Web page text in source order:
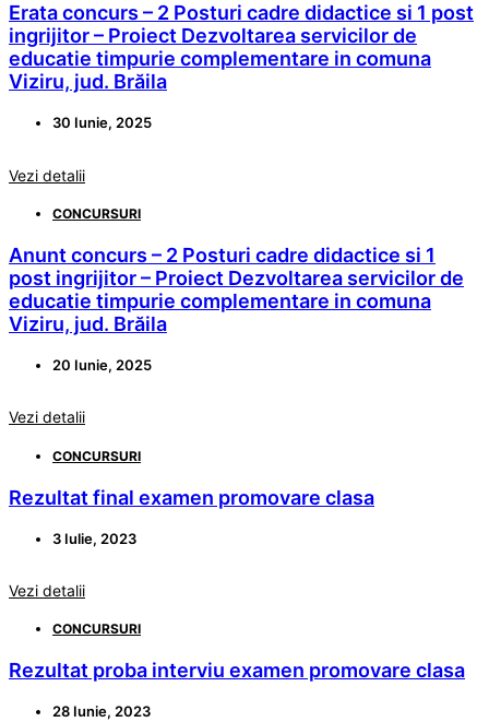
Erata concurs – 2 Posturi cadre didactice si 1 post
ingrijitor – Proiect Dezvoltarea servicilor de
educatie timpurie complementare in comuna
Viziru, jud. Brăila
30 Iunie, 2025
Vezi detalii
CONCURSURI
Anunt concurs – 2 Posturi cadre didactice si 1
post ingrijitor – Proiect Dezvoltarea servicilor de
educatie timpurie complementare in comuna
Viziru, jud. Brăila
20 Iunie, 2025
Vezi detalii
CONCURSURI
Rezultat final examen promovare clasa
3 Iulie, 2023
Vezi detalii
CONCURSURI
Rezultat proba interviu examen promovare clasa
28 Iunie, 2023